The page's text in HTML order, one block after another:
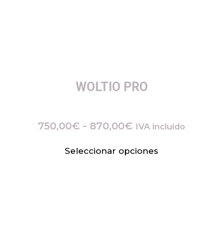
WOLTIO PRO
750,00€ - 870,00€ IVA incluido
Seleccionar opciones